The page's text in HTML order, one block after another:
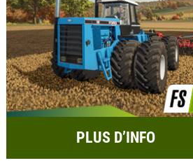
PLUS D’INFO